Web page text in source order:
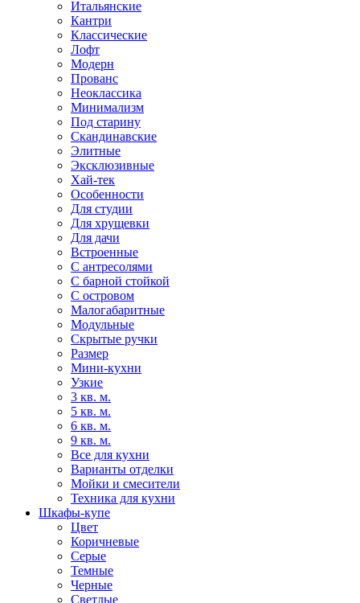
Итальянские
Кантри
Классические
Лофт
Модерн
Прованс
Неоклассика
Минимализм
Под старину
Скандинавские
Элитные
Эксклюзивные
Хай-тек
Особенности
Для студии
Для хрущевки
Для дачи
Встроенные
С антресолями
С барной стойкой
С островом
Малогабаритные
Модульные
Скрытые ручки
Размер
Мини-кухни
Узкие
3 кв. м.
5 кв. м.
6 кв. м.
9 кв. м.
Все для кухни
Варианты отделки
Мойки и смесители
Техника для кухни
Шкафы-купе
Цвет
Коричневые
Серые
Темные
Черные
Светлые